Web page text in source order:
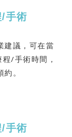
手術
建議，可在當
/手術時間，
。
手術